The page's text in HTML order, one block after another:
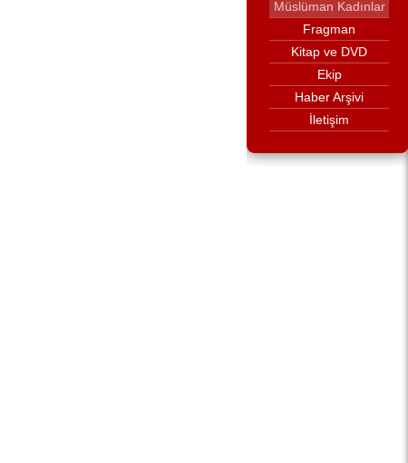
Müslüman Kadınlar
Fragman
Kitap ve DVD
Ekip
Haber Arşivi
İletişim